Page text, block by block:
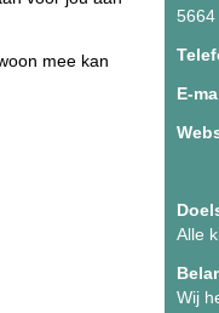
mee kan
E-
Alle
Wij